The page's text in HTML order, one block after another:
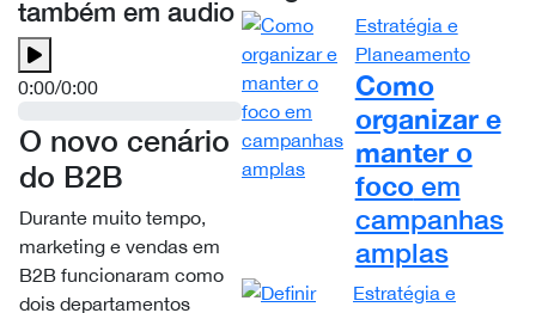
também em audio
0:00/0:00
O novo cenário
do B2B
​Durante muito tempo,
marketing e vendas em
B2B funcionaram como
dois departamentos
Estratégia e
Planeamento
Como
organizar e
manter o
focoem
campanhas
amplas
Estratégia e